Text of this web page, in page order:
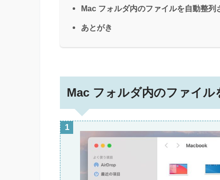
Mac フォルダ内のファイルを自動整列
あとがき
Mac フォルダ内のファイ